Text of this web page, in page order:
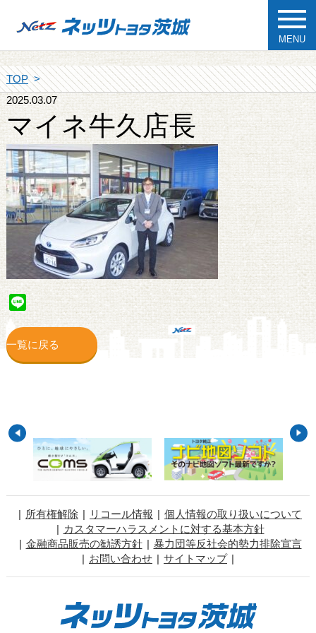
MENU
TOP
2025.03.07
マイネ牛久店長
Line
一覧に戻る
所有権解除 リコール情報
個人情報の取り扱いについて
カスタマーハラスメントに対する基本方針
金融商品販売の勧誘方針
暴力団等反社会的勢力排除宣言
お問い合わせ
サイトマップ